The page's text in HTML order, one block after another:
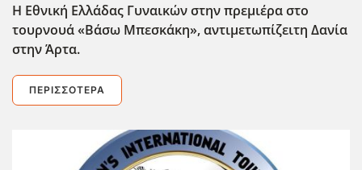
Η Εθνική Ελλάδας Γυναικών στην πρεμιέρα στο
τουρνουά «Βάσω Μπεσκάκη», αντιμετωπίζειτη Δανία
στην Άρτα.
ΠΕΡΙΣΣΌΤΕΡΑ